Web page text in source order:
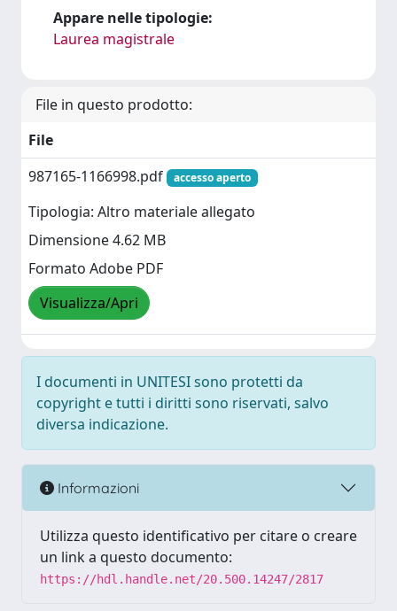
Appare nelle tipologie:
Laurea magistrale
File in questo prodotto:
File
987165-1166998.pdf
accesso aperto
Tipologia: Altro materiale allegato
Dimensione 4.62 MB
Formato Adobe PDF
Visualizza/Apri
I documenti in UNITESI sono protetti da
copyright e tutti i diritti sono riservati, salvo
diversa indicazione.
Informazioni
Utilizza questo identificativo per citare o creare
un link a questo documento:
https://hdl.handle.net/20.500.14247/2817